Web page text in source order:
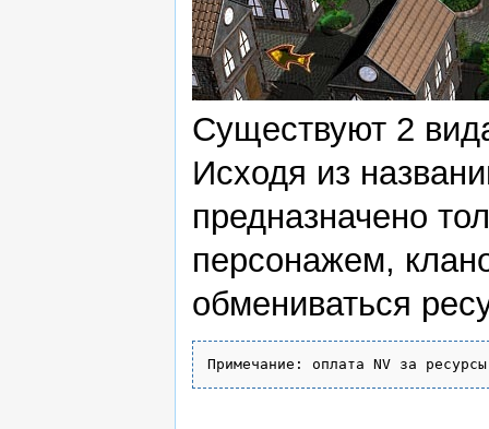
Существуют 2
Исходя из
предназначено
персонажем,
обмениваться